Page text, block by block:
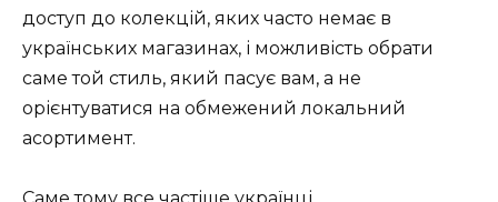
доступ до колекцій, яких часто немає в
українських магазинах, і можливість обрати
саме той стиль, який пасує вам, а не
орієнтуватися на обмежений локальний
асортимент.